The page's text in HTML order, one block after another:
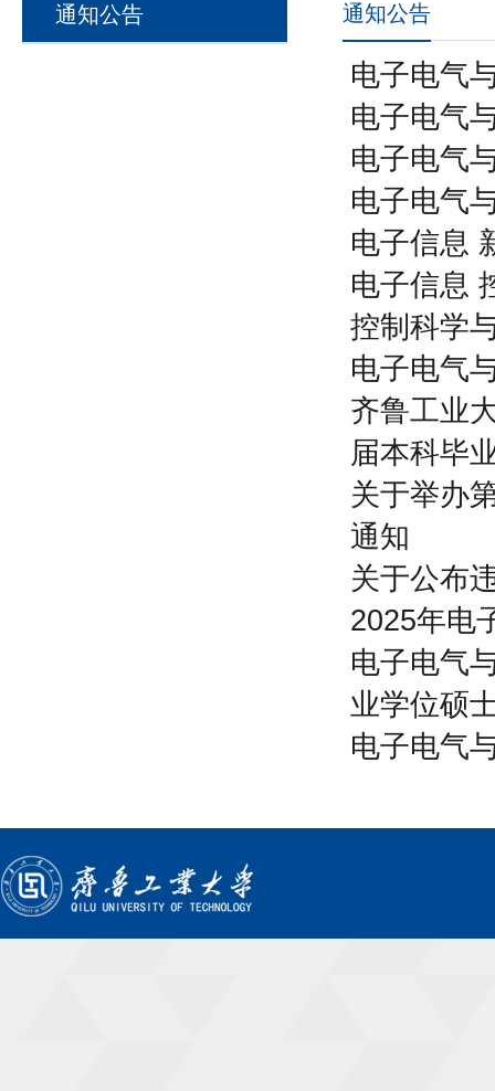
通知公告 通知公告
电子电气
电子电气
电子电气
电子电气
电子信息
电子信息
控制科学
电子电气
齐鲁工业
届本科毕
关于举办
通知
关于公布
2025年电
电子电气
业学位硕
电子电气